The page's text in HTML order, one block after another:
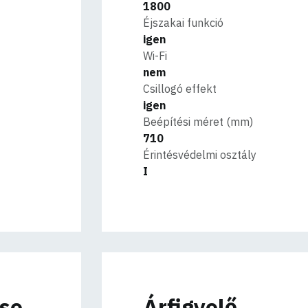
1800
Éjszakai funkció
igen
Wi-Fi
nem
Csillogó effekt
igen
Beépítési méret (mm)
710
Érintésvédelmi osztály
I